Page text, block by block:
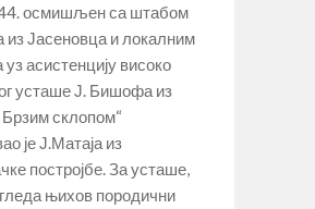
осмишљен са штабом
из Јасеновца и локалним
асистенцију високо
усташе Ј. Бишофа из
Брзим склопом“
је Ј.Матаја из
постројбе. За усташе,
њихов породични